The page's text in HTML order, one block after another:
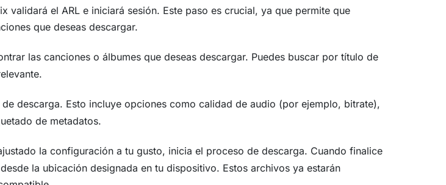
validará el ARL e iniciará sesión. Este paso es crucial, ya que permite que
que deseas descargar.
las canciones o álbumes que deseas descargar. Puedes buscar por título de
descarga. Esto incluye opciones como calidad de audio (por ejemplo, bitrate),
de metadatos.
la configuración a tu gusto, inicia el proceso de descarga. Cuando finalice
la ubicación designada en tu dispositivo. Estos archivos ya estarán